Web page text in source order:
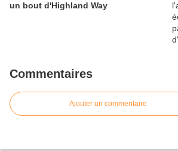
un bout d'Highland Way
Commentaires
Ajouter un commentaire